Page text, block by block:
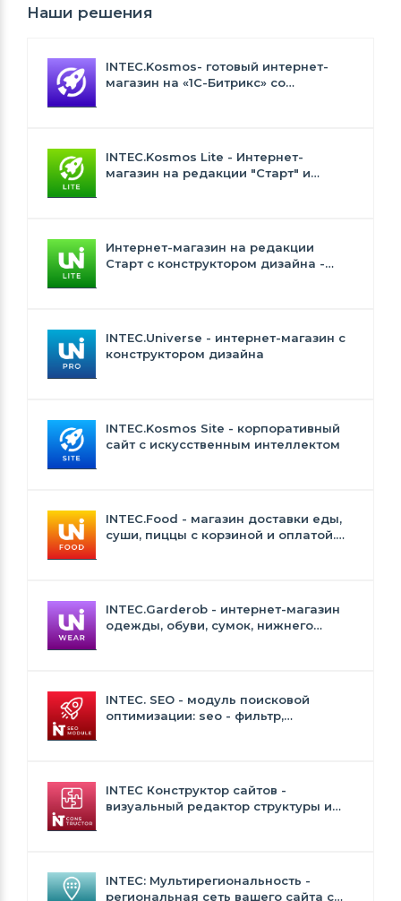
Наши решения
INTEC.Kosmos- готовый интернет-
магазин на «1С-Битрикс» со
INTEC.Kosmos Lite - Интернет-
магазин на редакции "Старт" и
Интернет-магазин на редакции
Старт с конструктором дизайна -
INTEC.Universe - интернет-магазин с
конструктором дизайна
INTEC.Kosmos Site - корпоративный
сайт с искусственным интеллектом
INTEC.Food - магазин доставки еды,
суши, пиццы с корзиной и оплатой.
INTEC.Garderob - интернет-магазин
одежды, обуви, сумок, нижнего
INTEC. SEO - модуль поисковой
оптимизации: seo - фильтр,
INTEC Конструктор сайтов -
визуальный редактор структуры и
INTEC: Мультирегиональность -
региональная сеть вашего сайта с